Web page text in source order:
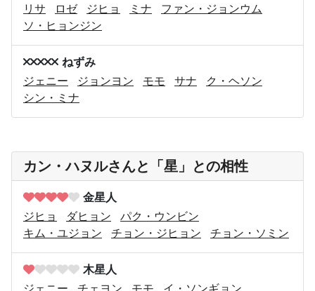
リサ
ロゼ ジヒョ ミナ
ファン・ジョンウム
ソ・ヒョンジン
ねずみ
ジェニー
ジョンヨン モモ サナ
ク・ヘソン
シン・ミナ
カン・ハヌルさんと「星」との相性
金星人
ジヒョ
ダヒョン
パク・ウンビン
キム・ユジョン
チョン・ジヒョン チョン・ソミン
木星人
ジェニー
チェヨン モモ
イ・ソンギョン